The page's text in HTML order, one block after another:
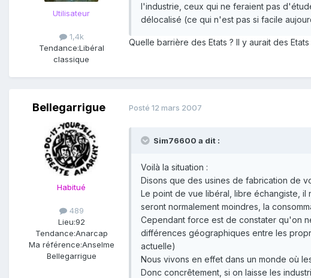
Utilisateur
1,4k
Tendance:Libéral
classique
l'industrie, ceux qui ne feraient pas
délocalisé (ce qui n'est pas si facile
Quelle barrière des Etats ? Il y aurait des
Bellegarrigue
Habitué
489
Lieu:92
Tendance:Anarcap
Ma référence:Anselme
Bellegarrigue
Posté 12 mars 2007
Sim76600 a dit :
Voilà la situation :
Disons que des usines de fabrication de
Le point de vue libéral, libre échangiste,
seront normalement moindres, la
Cependant force est de constater qu'on
différences géographiques entre les
actuelle)
Nous vivons en effet dans un monde où
Donc concrêtement, si on laisse les